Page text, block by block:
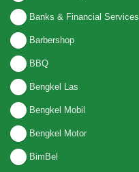
Banks & Financial Services
Barbershop
BBQ
Bengkel Las
Bengkel Mobil
Bengkel Motor
BimBel